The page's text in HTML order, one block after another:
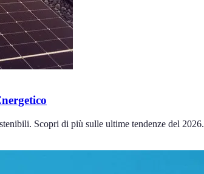
Scopri di più sulle ultime tendenze del 2026.